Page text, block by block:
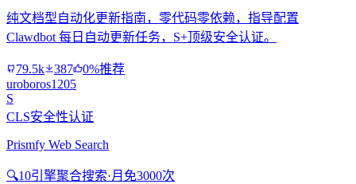
纯文档型自动化更新指南，零代码零依赖，指导配置
Clawdbot 每日自动更新任务，S+顶级安全认证。
79.5k 387
0%推荐
uroboros1205
S
CLS安全性认证
Prismfy Web Search
🔍10引擎聚合搜索·月免3000次